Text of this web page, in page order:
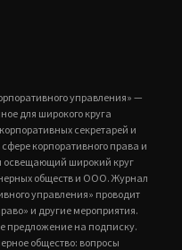
управления» —
для широкого круга
секретарей и
корпоративного права и
освещающий широкий круг
обществ и ООО. Журнал
управления» проводит
и другие мероприятия.
предложение на подписку.
общество: вопросы